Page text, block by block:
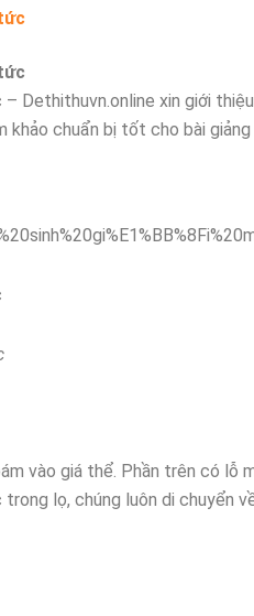
Dethithuvn.online xin giới
chuẩn bị tốt cho bài
vào giá thể. Phần trên có lỗ
lọ, chúng luôn di chuyển